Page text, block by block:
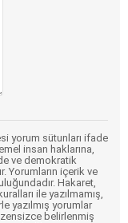
yorum sütunları ifade
insan haklarına,
ve demokratik
Yorumların içerik ve
Hakaret,
ile yazılmamış,
yazılmış yorumlar
belirlenmiş